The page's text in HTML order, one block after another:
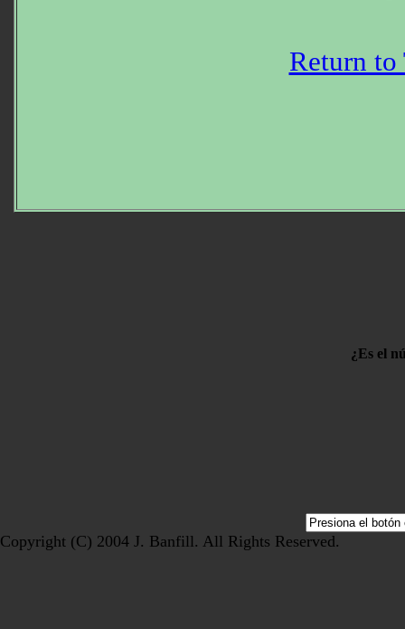
Return to
¿Es el
Copyright (C) 2004 J. Banfill. All Rights Reserved.